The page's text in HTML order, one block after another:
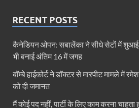
RECENT POSTS
कैनेडियन ओपन: सबालेंका ने सीधे सेटों में शुआई
भी बनाई अंतिम 16 में जगह
बॉम्बे हाईकोर्ट ने डॉक्टर से मारपीट मामले में
को दी जमानत
मैं कोई पद नहीं, पार्टी के लिए काम करना चाहता